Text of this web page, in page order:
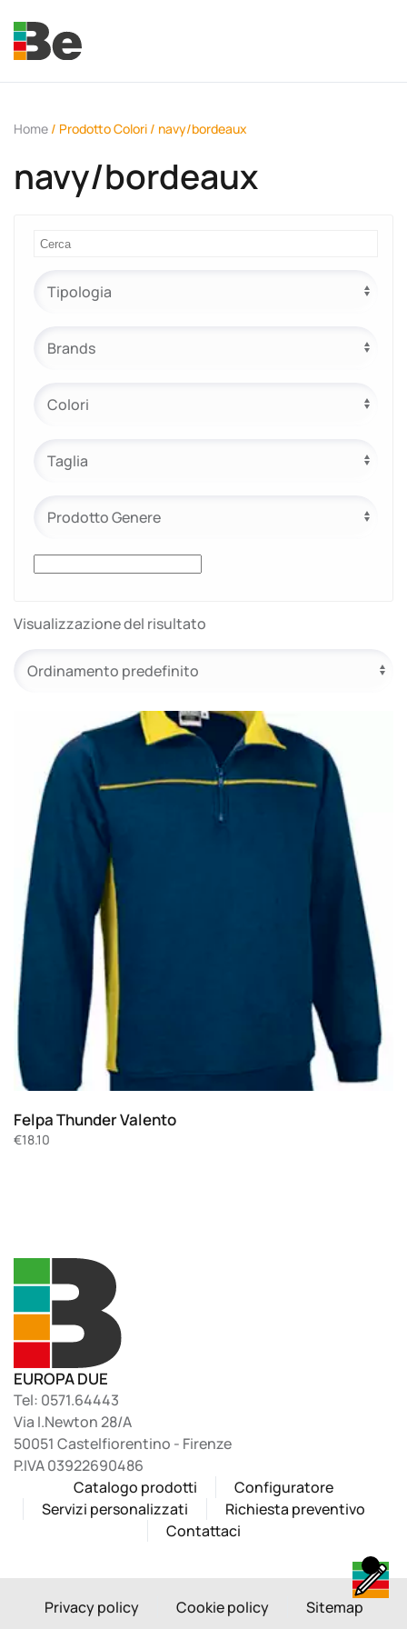
Skip to main content
Home / Prodotto Colori / navy/bordeaux
navy/bordeaux
Visualizzazione del risultato
Felpa Thunder Valento
€18.10
EUROPA DUE
Tel: 0571.64443
Via I.Newton 28/A
50051 Castelfiorentino - Firenze
P.IVA 03922690486
Catalogo prodotti
Configuratore
Servizi personalizzati
Richiesta preventivo
Contattaci
Privacy policy Cookie policy Sitemap